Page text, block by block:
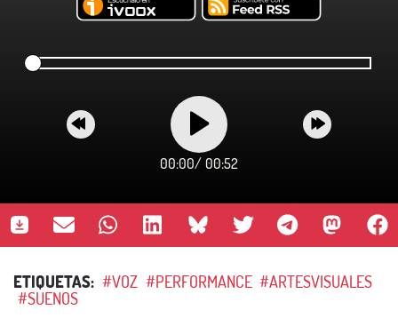
00:00/ 00:52
ETIQUETAS: #VOZ #PERFORMANCE #ARTESVISUALES
#SUENOS